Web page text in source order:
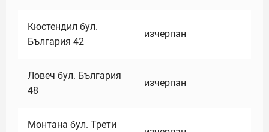
Кюстендил бул.
България 42
изчерпан
Ловеч бул. България
48
изчерпан
Монтана бул. Трети